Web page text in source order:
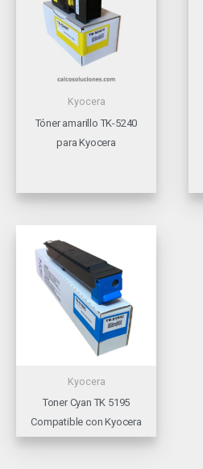
Kyocera
Tóner amarillo TK-5240
para Kyocera
Kyocera
Toner Cyan TK 5195
Compatible con Kyocera